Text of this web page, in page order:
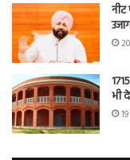
नीट
भी